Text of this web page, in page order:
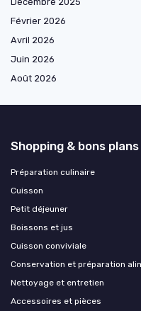
Février 2026
Avril 2026
Juin 2026
Août 2026
Shopping & bons plans
Préparation culinaire
Cuisson
Petit déjeuner
Boissons et jus
Cuisson conviviale
Conservation et préparation
Nettoyage et entretien
Accessoires et pièces